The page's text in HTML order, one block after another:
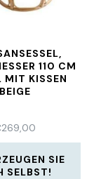
110 CM
MIT KISSEN
BEIGE
269,00
SIE
SELBST!